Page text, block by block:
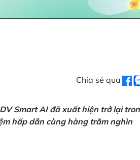
Chia sẻ qua
Smart AI đã xuất hiện trở lại
hấp dẫn cùng hàng trăm nghìn